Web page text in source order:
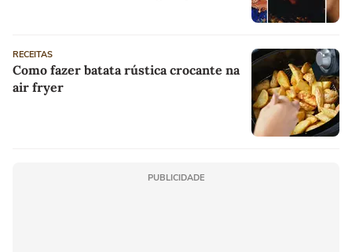
RECEITAS
Como fazer batata rústica crocante na
air fryer
PUBLICIDADE